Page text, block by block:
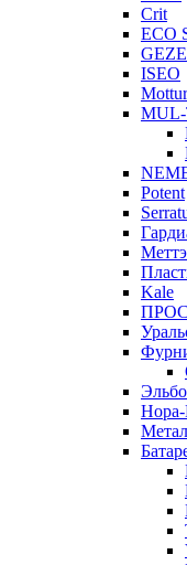
Crit
ECO
GEZE
ISEO
Potent
Kale